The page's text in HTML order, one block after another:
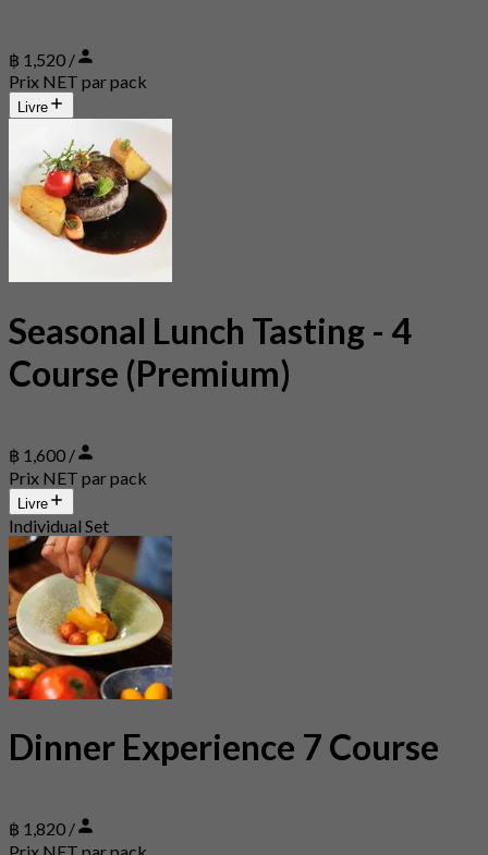
฿ 1,520 /
Prix NET par pack
Livre
Seasonal Lunch Tasting - 4
Course (Premium)
฿ 1,600 /
Prix NET par pack
Livre
Individual Set
Dinner Experience 7 Course
฿ 1,820 /
Prix NET par pack